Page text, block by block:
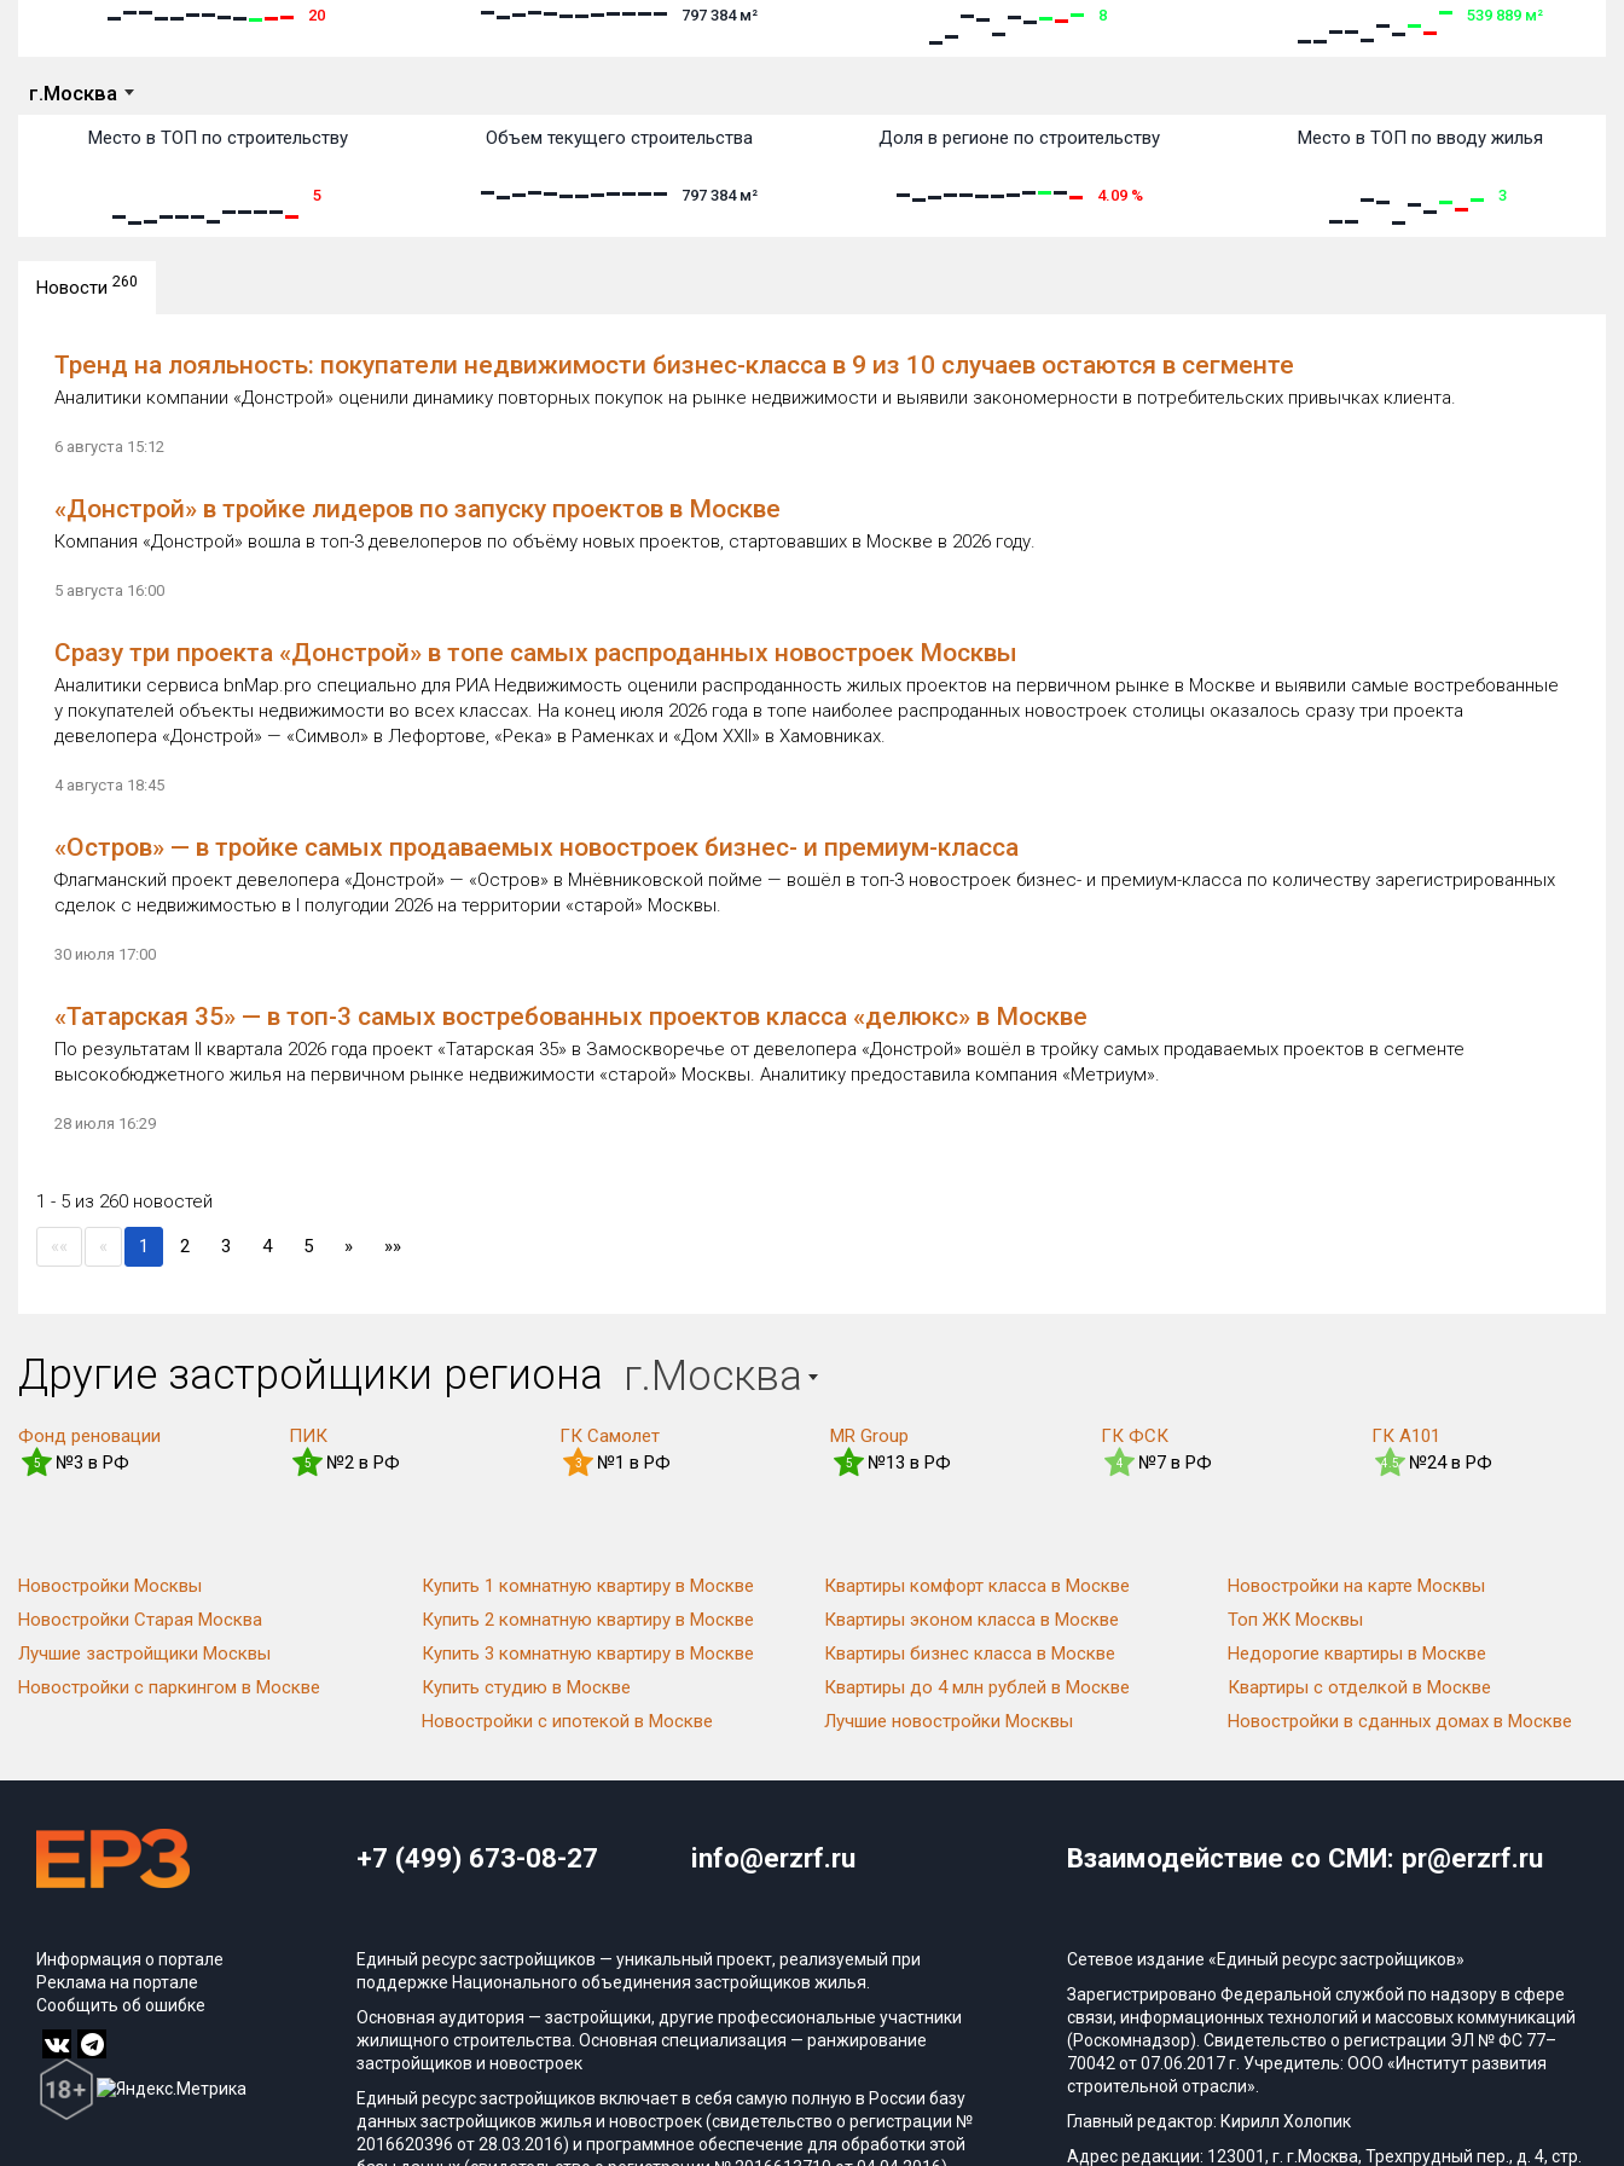
20 797 384 м² 8 539 889 м²
г.Москва
Место в ТОП по строительству
5
Объем текущего строительства
797 384 м²
Доля в регионе по строительству
4.09 %
Место в ТОП по вводу жилья
3
Новости 260
Тренд на лояльность: покупатели недвижимости бизнес-класса в 9 из 10 случаев остаются в сегменте
Аналитики компании «Донстрой» оценили динамику повторных покупок на рынке недвижимости и выявили закономерности в потребительских привычках клиента.
6 августа 15:12
«Донстрой» в тройке лидеров по запуску проектов в Москве
Компания «Донстрой» вошла в топ-3 девелоперов по объёму новых проектов, стартовавших в Москве в 2026 году.
5 августа 16:00
Сразу три проекта «Донстрой» в топе самых распроданных новостроек Москвы
Аналитики сервиса bnMap.pro специально для РИА Недвижимость оценили распроданность жилых проектов на первичном рынке в Москве и выявили самые востребованные
у покупателей объекты недвижимости во всех классах. На конец июля 2026 года в топе наиболее распроданных новостроек столицы оказалось сразу три проекта
девелопера «Донстрой» — «Символ» в Лефортове, «Река» в Раменках и «Дом XXII» в Хамовниках.
4 августа 18:45
«Остров» — в тройке самых продаваемых новостроек бизнес- и премиум-класса
Флагманский проект девелопера «Донстрой» — «Остров» в Мнёвниковской пойме — вошёл в топ-3 новостроек бизнес- и премиум-класса по количеству зарегистрированных
сделок с недвижимостью в I полугодии 2026 на территории «старой» Москвы.
30 июля 17:00
«Татарская 35» — в топ-3 самых востребованных проектов класса «делюкс» в Москве
По результатам II квартала 2026 года проект «Татарская 35» в Замоскворечье от девелопера «Донстрой» вошёл в тройку самых продаваемых проектов в сегменте
высокобюджетного жилья на первичном рынке недвижимости «старой» Москвы. Аналитику предоставила компания «Метриум».
28 июля 16:29
1 - 5 из 260 новостей
«« « 1 (current)
2 3 4 5 » »»
Другие застройщики региона г.Москва
Фонд реновации
5 №3 в РФ
ПИК
5 №2 в РФ
ГК Самолет
3 №1 в РФ
MR Group
5 №13 в РФ
ГК ФСК
4 №7 в РФ
ГК А101
4.5 №24 в РФ
Новостройки Москвы
Новостройки Старая Москва
Лучшие застройщики Москвы
Новостройки с паркингом в Москве
Купить 1 комнатную квартиру в Москве
Купить 2 комнатную квартиру в Москве
Купить 3 комнатную квартиру в Москве
Купить студию в Москве
Новостройки с ипотекой в Москве
Квартиры комфорт класса в Москве
Квартиры эконом класса в Москве
Квартиры бизнес класса в Москве
Квартиры до 4 млн рублей в Москве
Лучшие новостройки Москвы
Новостройки на карте Москвы
Топ ЖК Москвы
Недорогие квартиры в Москве
Квартиры с отделкой в Москве
Новостройки в сданных домах в Москве
+7 (499) 673-08-27 info@erzrf.ru Взаимодействие со СМИ: pr@erzrf.ru
Информация о портале
Реклама на портале
Сообщить об ошибке
Единый ресурс застройщиков — уникальный проект, реализуемый при
поддержке Национального объединения застройщиков жилья.
Основная аудитория — застройщики, другие профессиональные участники
жилищного строительства. Основная специализация — ранжирование
застройщиков и новостроек
Единый ресурс застройщиков включает в себя самую полную в России базу
данных застройщиков жилья и новостроек (свидетельство о регистрации №
2016620396 от 28.03.2016) и программное обеспечение для обработки этой
Сетевое издание «Единый ресурс застройщиков»
Зарегистрировано Федеральной службой по надзору в сфере
связи, информационных технологий и массовых коммуникаций
(Роскомнадзор). Свидетельство о регистрации ЭЛ № ФС 77–
70042 от 07.06.2017 г. Учредитель: ООО «Институт развития
строительной отрасли».
Главный редактор: Кирилл Холопик
Адрес редакции: 123001, г. г.Москва, Трехпрудный пер., д. 4, стр.